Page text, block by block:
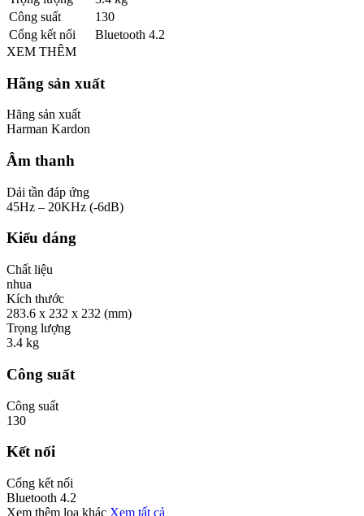
Công suất
130
Cổng kết nối
Bluetooth 4.2
XEM THÊM
Hãng sản xuất
Hãng sản xuất
Harman Kardon
Âm thanh
Dải tần đáp ứng
45Hz – 20KHz (-6dB)
Kiểu dáng
Chất liệu
nhua
Kích thước
283.6 x 232 x 232 (mm)
Trọng lượng
3.4 kg
Công suất
Công suất
130
Kết nối
Cổng kết nối
Bluetooth 4.2
Xem thêm loa khác Xem tất cả